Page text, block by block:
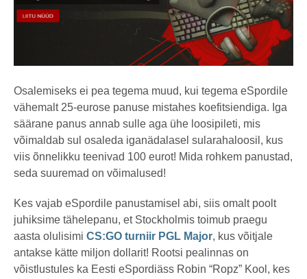
Osalemiseks ei pea tegema muud, kui tegema eSpordile
vähemalt 25-eurose panuse mistahes koefitsiendiga. Iga
säärane panus annab sulle aga ühe loosipileti, mis
võimaldab sul osaleda iganädalasel sularahaloosil, kus
viis õnnelikku teenivad 100 eurot! Mida rohkem panustad,
seda suuremad on võimalused!
Kes vajab eSpordile panustamisel abi, siis omalt poolt
juhiksime tähelepanu, et Stockholmis toimub praegu
aasta olulisimi CS:GO turniir PGL Major, kus võitjale
antakse kätte miljon dollarit! Rootsi pealinnas on
võistlustules ka Eesti eSpordiäss Robin “Ropz” Kool, kes